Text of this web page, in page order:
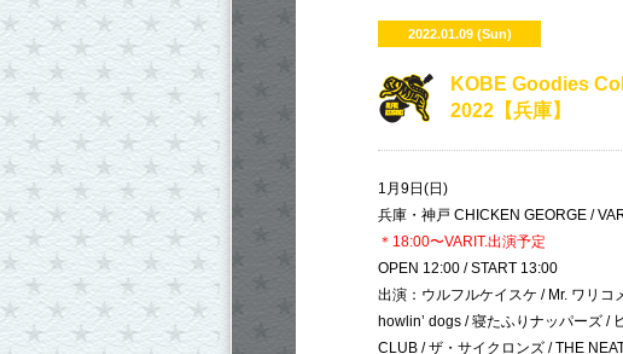
2022.01.09 (Sun)
​KOBE Goodies
2022【兵庫】
1月9日(日)
兵庫・神戸 CHICKEN GEORGE /
＊18:00〜VARIT.出演予定
OPEN 12:00 / START 13:00
出演：ウルフルケイスケ / Mr. ワリコ
howlin’ dogs / 寝たふりナッパーズ /
CLUB / ザ・サイクロンズ / THE